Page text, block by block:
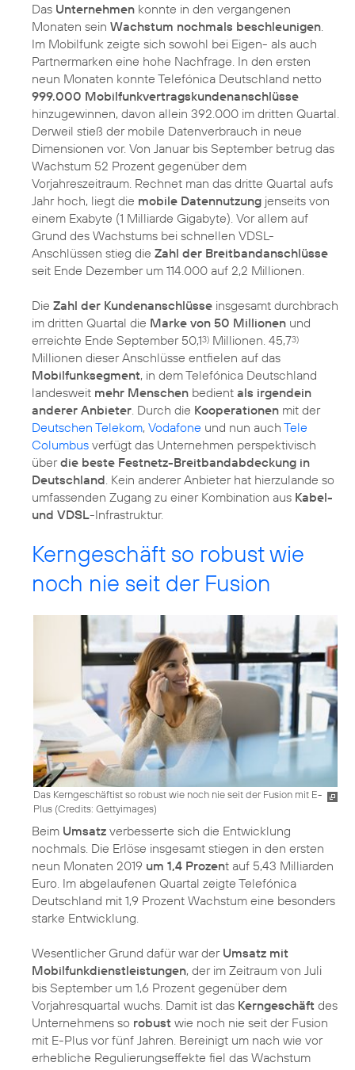
Das Unternehmen konnte in den vergangenen
Monaten sein Wachstum nochmals beschleunigen.
Im Mobilfunk zeigte sich sowohl bei Eigen- als auch
Partnermarken eine hohe Nachfrage. In den ersten
neun Monaten konnte Telefónica Deutschland netto
999.000 Mobilfunkvertragskundenanschlüsse
hinzugewinnen, davon allein 392.000 im dritten Quartal.
Derweil stieß der mobile Datenverbrauch in neue
Dimensionen vor. Von Januar bis September betrug das
Wachstum 52 Prozent gegenüber dem
Vorjahreszeitraum. Rechnet man das dritte Quartal aufs
Jahr hoch, liegt die mobile Datennutzung jenseits von
einem Exabyte (1 Milliarde Gigabyte). Vor allem auf
Grund des Wachstums bei schnellen VDSL-
Anschlüssen stieg die Zahl der Breitbandanschlüsse
seit Ende Dezember um 114.000 auf 2,2 Millionen.
Die Zahl der Kundenanschlüsse insgesamt durchbrach
im dritten Quartal die Marke von 50 Millionen und
erreichte Ende September 50,13) Millionen. 45,73)
Millionen dieser Anschlüsse entfielen auf das
Mobilfunksegment, in dem Telefónica Deutschland
landesweit mehr Menschen bedient als irgendein
anderer Anbieter. Durch die Kooperationen mit der
Deutschen Telekom, Vodafone und nun auch Tele
Columbus verfügt das Unternehmen perspektivisch
überdie beste Festnetz-Breitbandabdeckung in
Deutschland. Kein anderer Anbieter hat hierzulande so
umfassenden Zugang zu einer Kombination aus Kabel-
und VDSL
Kerngeschäft so robust wie
noch nie seit der Fusion
Das Kerngeschäftist so robust wie noch nie seit der Fusion mit E-
Plus (Credits: Gettyimages)
Beim Umsatz verbesserte sich die Entwicklung
nochmals. Die Erlöse insgesamt stiegen in den ersten
neun Monaten 2019 um 1,4 Prozent auf 5,43 Milliarden
Euro. Im abgelaufenen Quartal zeigte Telefónica
Deutschland mit 1,9 Prozent Wachstum eine besonders
starke Entwicklung.
Wesentlicher Grund dafür war der Umsatz mit
Mobilfunkdienstleistungen, der im Zeitraum von Juli
bis September um 1,6 Prozent gegenüber dem
Vorjahresquartal wuchs. Damit ist das Kerngeschäft des
Unternehmens so robust wie noch nie seit der Fusion
mit E-Plus vor fünf Jahren. Bereinigt um nach wie vor
erhebliche Regulierungseffekte fiel das Wachstum